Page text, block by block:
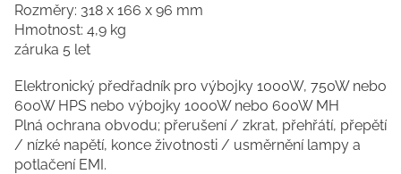
Rozměry: 318 x 166 x 96 mm
Hmotnost: 4,9 kg
záruka 5 let
Elektronický předřadník pro výbojky 1000W, 750W nebo
600W HPS nebo výbojky 1000W nebo 600W MH
Plná ochrana obvodu; přerušení / zkrat, přehřátí, přepětí
/ nízké napětí, konce životnosti / usměrnění lampy a
potlačení EMI.